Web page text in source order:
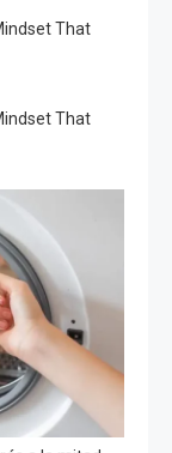
That
That